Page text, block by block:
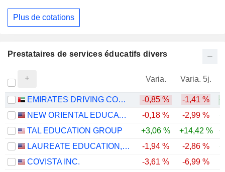
Plus de cotations
Prestataires de services éducatifs divers
Varia. Varia. 5j.
EMIRATES DRIVING COMPANY -0,85 % -1,41 %
NEW ORIENTAL EDUCATION & TECHNOLOGY GROUP INC.
-0,18 % -2,99 %
TAL EDUCATION GROUP
+3,06 % +14,42 %
LAUREATE EDUCATION, INC.
-1,94 % -2,86 %
COVISTA INC.
-3,61 % -6,99 %